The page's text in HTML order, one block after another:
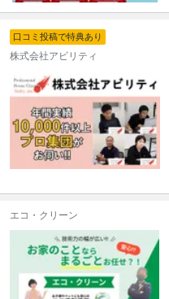
口コミ投稿で特典あり
株式会社アビリティ
エコ・クリーン